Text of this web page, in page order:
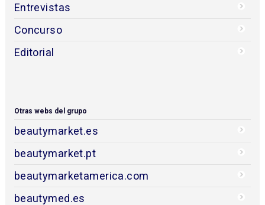
Entrevistas
Concurso
Editorial
Otras webs del grupo
beautymarket.es
beautymarket.pt
beautymarketamerica.com
beautymed.es